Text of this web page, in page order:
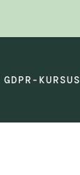
GDPR-KURSUS